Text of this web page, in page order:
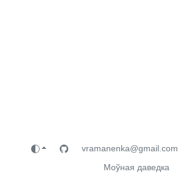
vramanenka@gmail.com
Моўная даведка